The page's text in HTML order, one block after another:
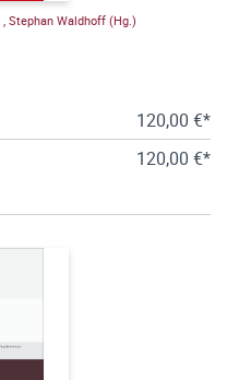
, Stephan Waldhoff (Hg.)
120,00 €*
120,00 €*